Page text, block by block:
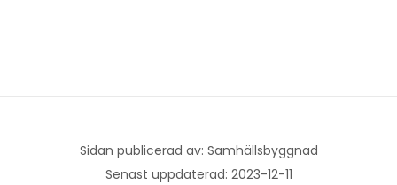
Sidan publicerad av: Samhällsbyggnad
Senast uppdaterad: 2023-12-11